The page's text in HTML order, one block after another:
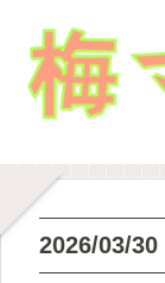
2026/03/30